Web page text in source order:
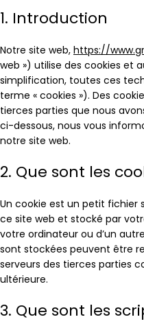
1. Introduction
Notre site web, https://
web ») utilise des cookies et
simplification, toutes ces
terme « cookies »). Des
tierces parties que nous
ci-dessous, nous vous
notre site web.
2. Que sont les
Un cookie est un petit fichier
ce site web et stocké par
votre ordinateur ou d’un
sont stockées peuvent être
serveurs des tierces parties
ultérieure.
3. Que sont les